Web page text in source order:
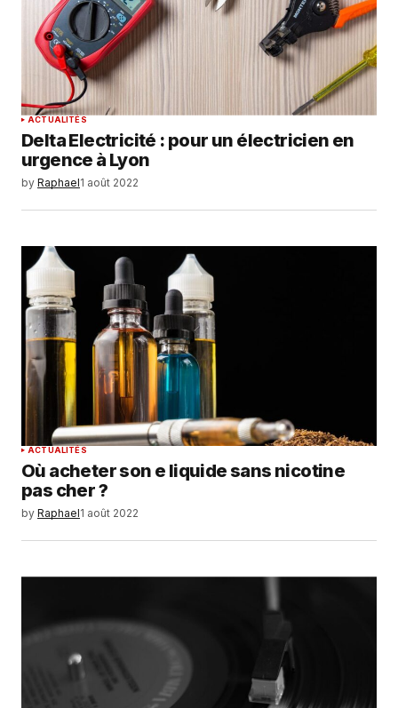
ACTUALITÉS
Delta Electricité : pour un électricien en
urgence à Lyon
by Raphael1 août 2022
ACTUALITÉS
Où acheter son e liquide sans nicotine
pas cher ?
by Raphael1 août 2022